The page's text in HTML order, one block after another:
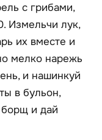
с грибами,
Измельчи лук,
их вместе и
мелко нарежь
и нашинкуй
в бульон,
и дай